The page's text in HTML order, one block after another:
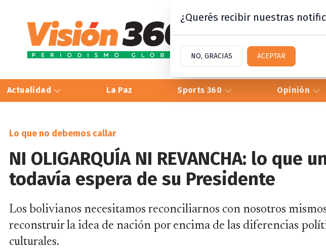
Actualidad La Paz Sports 360 Opinión
Lo que no debemos callar
NI OLIGARQUÍA NI REVANCHA: lo que
todavía espera de su Presidente
Los bolivianos necesitamos reconciliarnos con nosotros
reconstruir la idea de nación por encima de las diferencias
culturales.
¿Querés recibir nuestras
NO, GRACIAS ACEPTAR